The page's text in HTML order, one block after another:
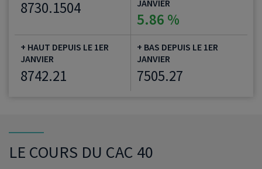
8730.1504
JANVIER
5.86 %
+ HAUT DEPUIS LE 1ER
JANVIER
8742.21
+ BAS DEPUIS LE 1ER
JANVIER
7505.27
LE COURS DU CAC 40